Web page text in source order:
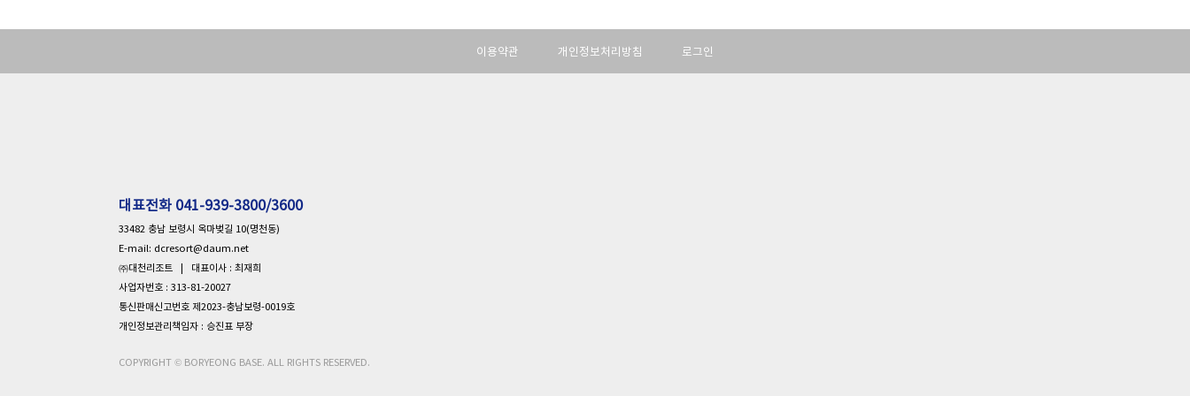
이용약관 개인정보처리방침 로그인
대표전화 041-939-3800/3600
33482 충남 보령시 옥마벚길 10(명천동)
E-mail: dcresort@daum.net
㈜대천리조트 | 대표이사 : 최재희
사업자번호 : 313-81-20027
통신판매신고번호 제2023-충남보령-0019호
개인정보관리책임자 : 승진표 부장
COPYRIGHT © BORYEONG BASE. ALL RIGHTS RESERVED.